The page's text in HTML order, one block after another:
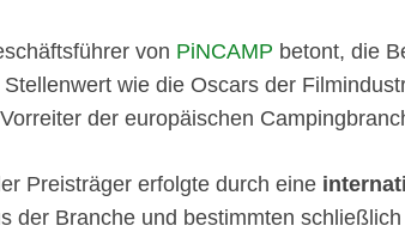
von PiNCAMP betont, die
wie die Oscars der
der europäischen
Preisträger erfolgte durch eine
der Branche und bestimmten